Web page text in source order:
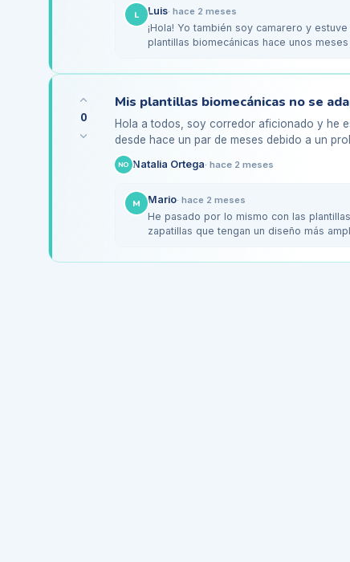
L Luis· hace 2 meses
¡Hola! Yo también soy camarero y
plantillas biomecánicas hace unos
0
Hola a todos, soy corredor aficionado y he
desde hace un par de meses debido a un
he dado cuenta de…
NO Natalia Ortega· hace 2 meses
M Mario· hace 2 meses
He pasado por lo mismo con las
zapatillas que tengan un diseño más